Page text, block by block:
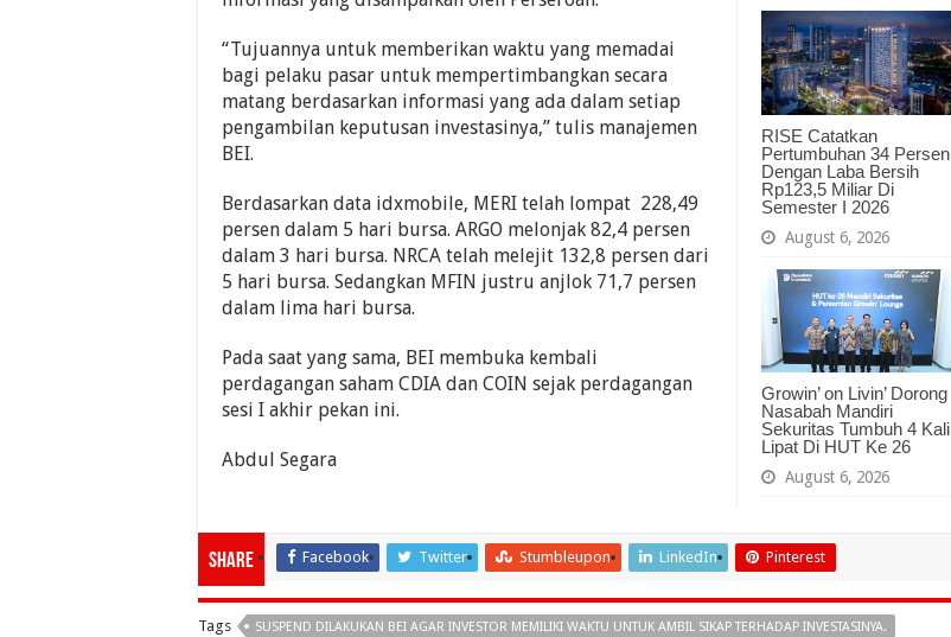
RISE Catatkan
Pertumbuhan 34 Persen
Dengan Laba Bersih
Rp123,5 Miliar Di
Semester I 2026
August 6, 2026
Growin’ on Livin’ Dorong
Nasabah Mandiri
Sekuritas Tumbuh 4 Kali
Lipat Di HUT Ke 26
August 6, 2026
“Tujuannya untuk memberikan waktu yang memadai
bagi pelaku pasar untuk mempertimbangkan secara
matang berdasarkan informasi yang ada dalam setiap
pengambilan keputusan investasinya,” tulis manajemen
BEI.
Berdasarkan data idxmobile, MERI telah lompat 228,49
persen dalam 5 hari bursa. ARGO melonjak 82,4 persen
dalam 3 hari bursa. NRCA telah melejit 132,8 persen dari
5 hari bursa. Sedangkan MFIN justru anjlok 71,7 persen
dalam lima hari bursa.
Pada saat yang sama, BEI membuka kembali
perdagangan saham CDIA dan COIN sejak perdagangan
sesi I akhir pekan ini.
Abdul Segara
Share Facebook Twitter Stumbleupon LinkedIn Pinterest
Tags SUSPEND DILAKUKAN BEI AGAR INVESTOR MEMILIKI WAKTU UNTUK AMBIL SIKAP TERHADAP INVESTASINYA.